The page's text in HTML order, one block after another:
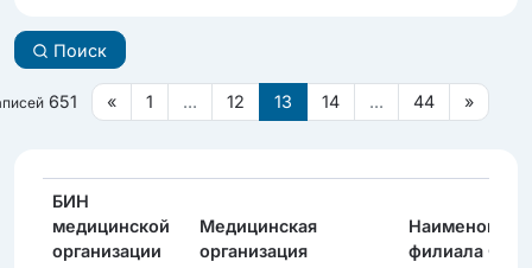
Поиск
651 « 1 ... 12 13 14 ... 44 »
БИН
медицинской
организации
Медицинская
организация
филиала